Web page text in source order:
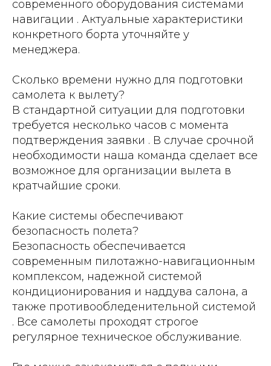
современного оборудования системами
навигации . Актуальные характеристики
конкретного борта уточняйте у
менеджера.
Сколько времени нужно для подготовки
самолета к вылету?
В стандартной ситуации для подготовки
требуется несколько часов с момента
подтверждения заявки . В случае срочной
необходимости наша команда сделает все
возможное для организации вылета в
кратчайшие сроки.
Какие системы обеспечивают
безопасность полета?
Безопасность обеспечивается
современным пилотажно-навигационным
комплексом, надежной системой
кондиционирования и наддува салона, а
также противообледенительной системой
. Все самолеты проходят строгое
регулярное техническое обслуживание.